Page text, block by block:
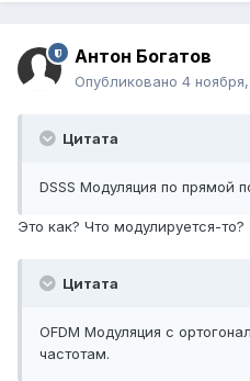
Антон Богатов
Опубликовано 4
Цитата
DSSS Модуляция по прямой
Это как? Что модулируется-то?
Цитата
OFDM Модуляция с
частотам.